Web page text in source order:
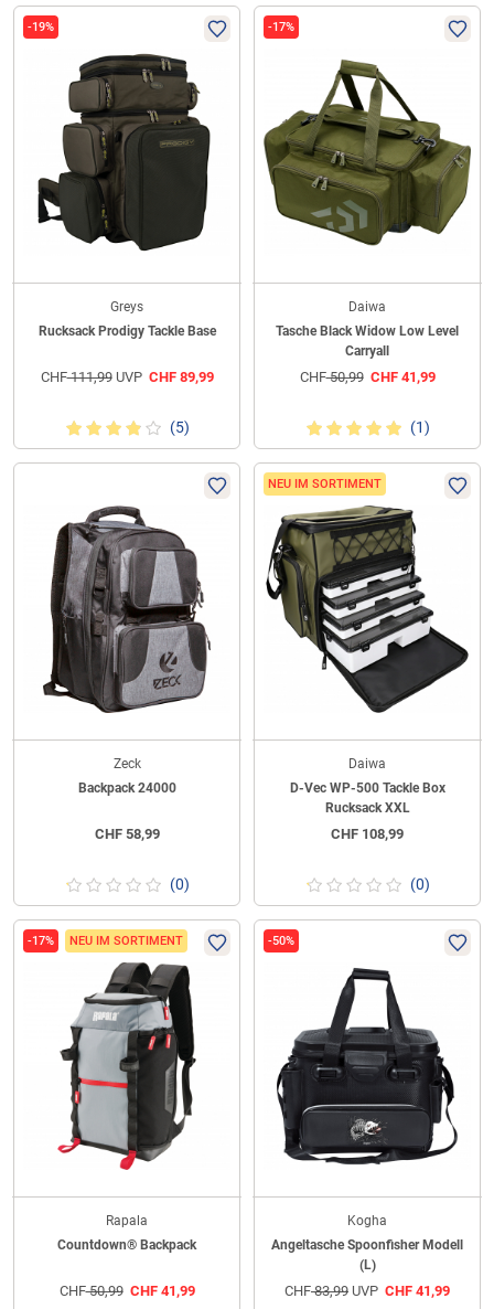
-19%
Greys
Rucksack Prodigy Tackle Base
CHF111,99UVP CHF89,99
(5)
-17%
Daiwa
Tasche Black Widow Low Level
Carryall
CHF50,99 CHF41,99
(1)
Zeck
Backpack 24000
CHF58,99
(0)
NEU IM SORTIMENT
Daiwa
D-Vec WP-500 Tackle Box
Rucksack XXL
CHF 108,99
(0)
-17% NEU IM SORTIMENT
Rapala
Countdown® Backpack
CHF50,99 CHF41,99
-50%
Kogha
Angeltasche Spoonfisher Modell
(L)
CHF83,99 UVP CHF 41,99